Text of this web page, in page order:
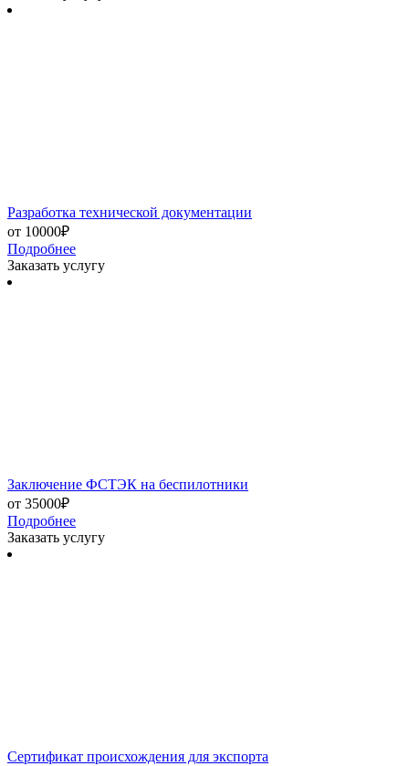
Разработка технической документации
от 10000₽
Подробнее
Заказать услугу
Заключение ФСТЭК на беспилотники
от 35000₽
Подробнее
Заказать услугу
Сертификат происхождения для экспорта